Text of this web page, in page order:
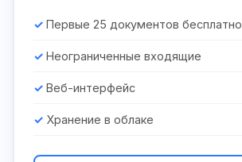
Первые 25 документов бесплатно
Неограниченные входящие
Веб-интерфейс
Хранение в облаке